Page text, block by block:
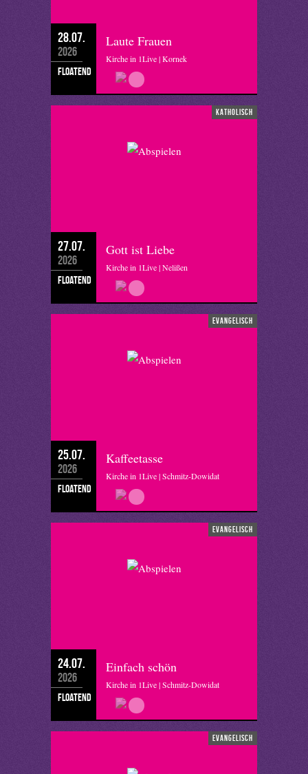
28.07.
2026
floatend
Laute Frauen
Kirche in 1Live | Kornek
katholisch
27.07.
2026
floatend
Gott ist Liebe
Kirche in 1Live | Nelißen
evangelisch
25.07.
2026
floatend
Kaffeetasse
Kirche in 1Live | Schmitz-Dowidat
evangelisch
24.07.
2026
floatend
Einfach schön
Kirche in 1Live | Schmitz-Dowidat
evangelisch